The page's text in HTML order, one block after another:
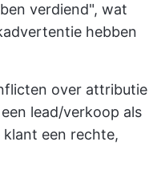
verdiend", wat
hebben
over attributie
lead/verkoop als
een rechte,